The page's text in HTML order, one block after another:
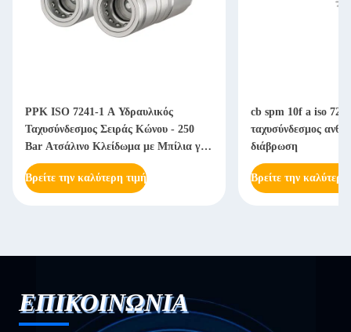
PPK ISO 7241-1 A Υδραυλικός
Ταχυσύνδεσμος Σειράς Κώνου - 250
Bar Ατσάλινο Κλείδωμα με Μπίλια για
Βαριά Μηχανήματα
Βρείτε την καλύτερη τιμή
cb spm 10f a iso
ταχυσύνδεσμος
διάβρωση
Βρείτε την καλύτερη
ΕΠΙΚΟΙΝΩΝΙΑ